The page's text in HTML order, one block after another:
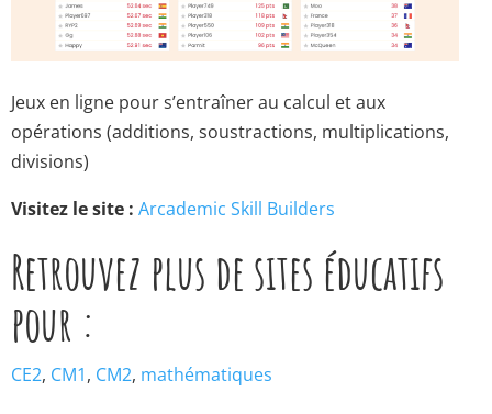
Jeux en ligne pour s’entraîner au calcul et aux
opérations (additions, soustractions, multiplications,
divisions)
Visitez le site : Arcademic Skill Builders
Retrouvez plus de sites éducatifs
pour :
CE2, CM1, CM2, mathématiques